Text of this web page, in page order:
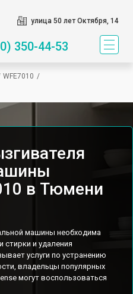
улица 50 лет Октября, 14
350-44-53
WFE7010 /
в Тюмени
машины необходима
стирки и удаления
услуги по устранению
владельцы популярных
могут воспользоваться